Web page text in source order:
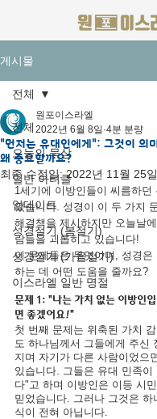
게시물
전체
오늘의 묵상
일반 아티클
업데이트
성경절기 (봄절기)
성경절기 (가을절기)
이스라엘 일반 명절
전체
"먼저는 유대인에게": 그것이 의
왜 중요할까요?
원포이스라엘
2022년 6월 8일 4분 분량
최종 수정일:2022년 11월 25일
1세기에 이방인들이 씨름하던
었습니다. 성경이 이 두 가지
해결책을 제시하지만 오늘날
람들을 괴롭히고 있습니다!
이 문제들은 무엇이며, 성경은
하는 데 어떤 도움을 줄까요?
문제 1: "나는 가치 없는 이방인
면 좋겠어요!"
첫 번째 문제는 위축된 가치
도 하나님께서 그들에게 주신
지며 자기가 다른 사람이었으
있습니다. 그들은 유대 민족
다"고 하며 이방인은 이등 시
믿었습니다. 그러나 그것은
식이 전혀 아닙니다.